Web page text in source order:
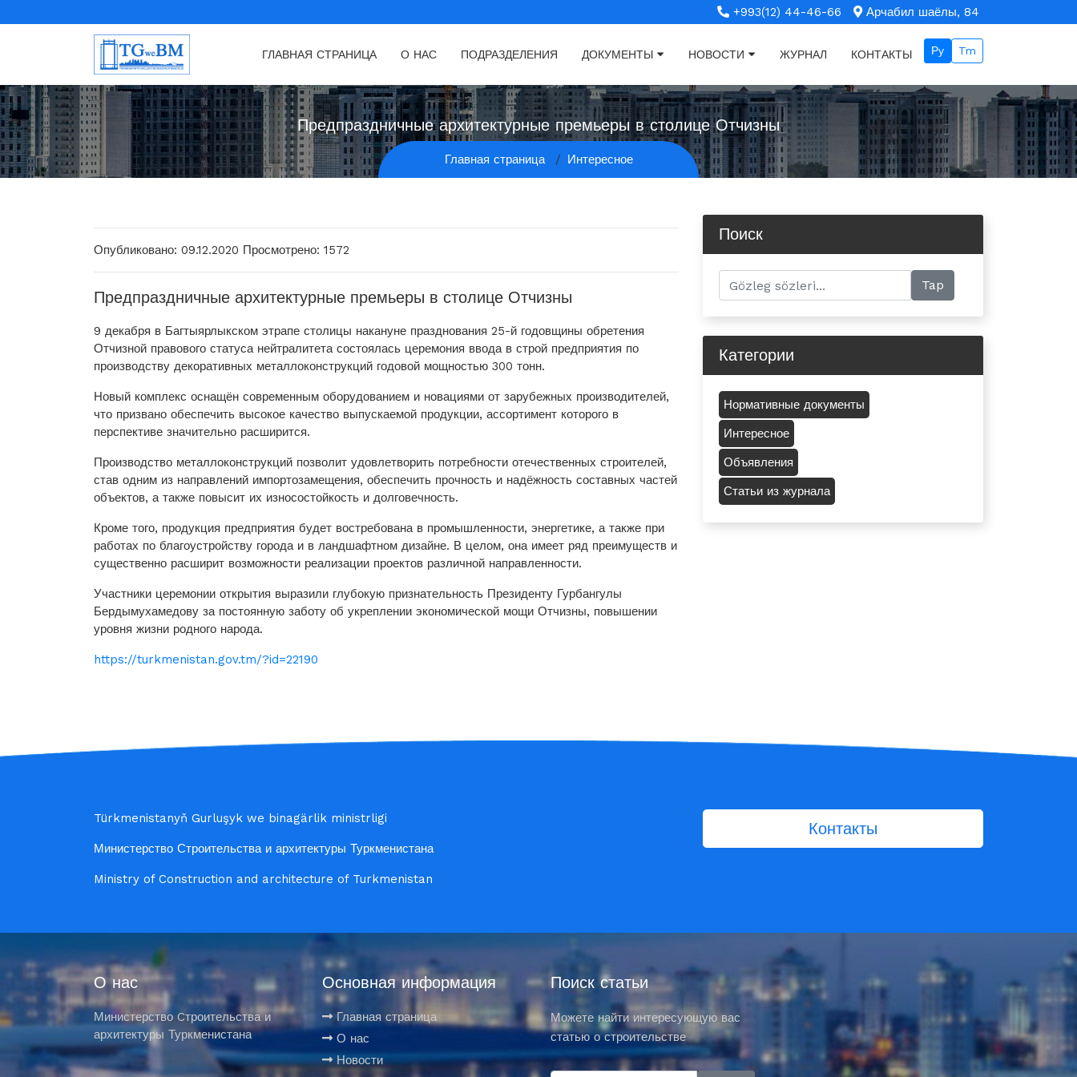
+993(12) 44-46-66 Арчабил шаёлы, 84
ГЛАВНАЯ СТРАНИЦА О НАС ПОДРАЗДЕЛЕНИЯ ДОКУМЕНТЫ НОВОСТИ ЖУРНАЛ КОНТАКТЫ Ру Tm
Предпраздничные архитектурные премьеры в столице Отчизны
Главная страница Интересное
Опубликовано: 09.12.2020 Просмотрено: 1572
Предпраздничные архитектурные премьеры в столице Отчизны
9 декабря в Багтыярлыкском этрапе столицы накануне празднования 25-й годовщины обретения
Отчизной правового статуса нейтралитета состоялась церемония ввода в строй предприятия по
производству декоративных металлоконструкций годовой мощностью 300 тонн.
Новый комплекс оснащён современным оборудованием и новациями от зарубежных производителей,
что призвано обеспечить высокое качество выпускаемой продукции, ассортимент которого в
перспективе значительно расширится.
Производство металлоконструкций позволит удовлетворить потребности отечественных строителей,
став одним из направлений импортозамещения, обеспечить прочность и надёжность составных частей
объектов, а также повысит их износостойкость и долговечность.
Кроме того, продукция предприятия будет востребована в промышленности, энергетике, а также при
работах по благоустройству города и в ландшафтном дизайне. В целом, она имеет ряд преимуществ и
существенно расширит возможности реализации проектов различной направленности.
Участники церемонии открытия выразили глубокую признательность Президенту Гурбангулы
Бердымухамедову за постоянную заботу об укреплении экономической мощи Отчизны, повышении
уровня жизни родного народа.
https://turkmenistan.gov.tm/?id=22190
Поиск
Категории
Нормативные документы
Интересное
Объявления
Статьи из журнала
Türkmenistanyň Gurluşyk we binagärlik ministrligi
Министерство Строительства и архитектуры Туркменистана
Ministry of Construction and architecture of Turkmenistan
Контакты
О нас
Министерство Cтроительства и
архитектуры Туркменистана
Основная информация
Главная страница
О нас
Новости
Поиск статьи
Можете найти интересующую вас
статью о строительстве